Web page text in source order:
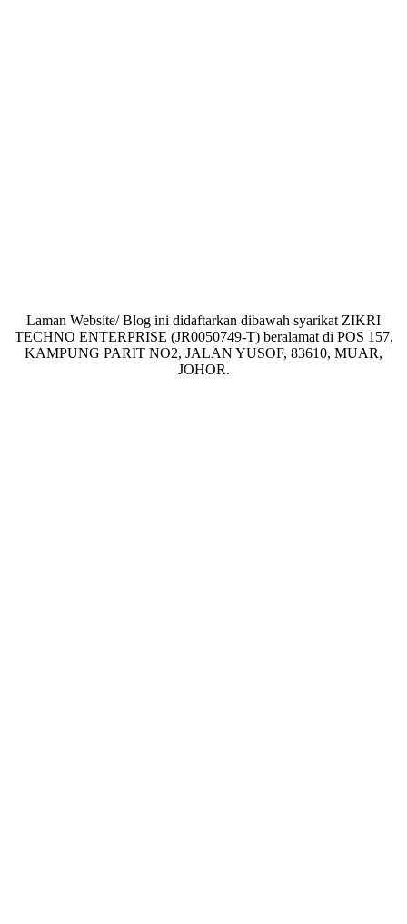
Laman Website/ Blog ini didaftarkan dibawah syarikat ZIKRI
TECHNO ENTERPRISE (JR0050749-T) beralamat di POS 157,
KAMPUNG PARIT NO2, JALAN YUSOF, 83610, MUAR,
JOHOR.